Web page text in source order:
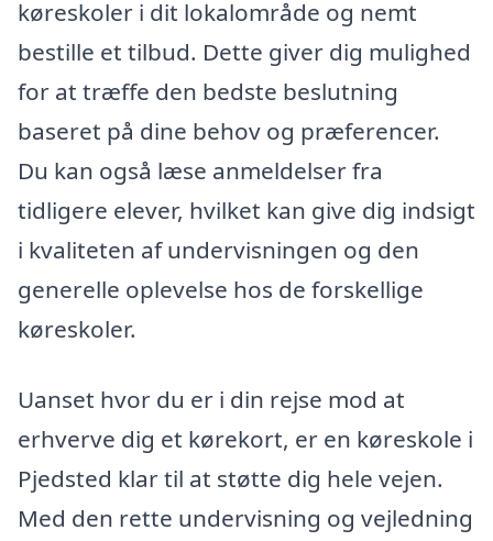
køreskoler i dit lokalområde og nemt
bestille et tilbud. Dette giver dig mulighed
for at træffe den bedste beslutning
baseret på dine behov og præferencer.
Du kan også læse anmeldelser fra
tidligere elever, hvilket kan give dig indsigt
i kvaliteten af undervisningen og den
generelle oplevelse hos de forskellige
køreskoler.
Uanset hvor du er i din rejse mod at
erhverve dig et kørekort, er en køreskole i
Pjedsted klar til at støtte dig hele vejen.
Med den rette undervisning og vejledning